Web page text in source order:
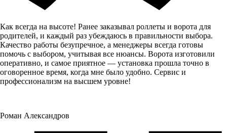
Как всегда на высоте! Ранее заказывал роллеты и ворота для
родителей, и каждый раз убеждаюсь в правильности выбора.
Качество работы безупречное, а менеджеры всегда готовы
помочь с выбором, учитывая все нюансы. Ворота изготовили
оперативно, и самое приятное — установка прошла точно в
оговоренное время, когда мне было удобно. Сервис и
профессионализм на высшем уровне!
Роман Александров